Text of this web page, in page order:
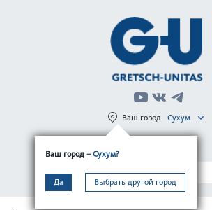
Ваш город – Сухум?
Да Выбрать другой город
Ваш город Сухум
МЕНЮ